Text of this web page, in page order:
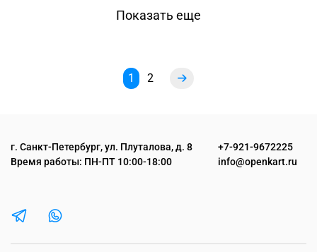
Показать еще
1 2
г. Санкт-Петербург, ул. Плуталова, д. 8
Время работы: ПН-ПТ 10:00-18:00
+7-921-9672225
info@openkart.ru